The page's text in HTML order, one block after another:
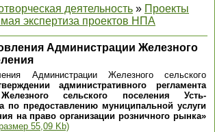
деятельность » Проекты
экспертиза проектов НПА
Администрации Железного
Администрации Железного сельского
административного регламента
сельского поселения Усть-
по предоставлению муниципальной услуги
на право организации розничного рынка»
55,09 Kb)